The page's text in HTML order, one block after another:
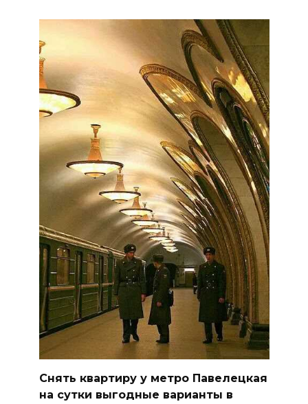
Снять квартиру у метро Павелецкая
на сутки выгодные варианты в